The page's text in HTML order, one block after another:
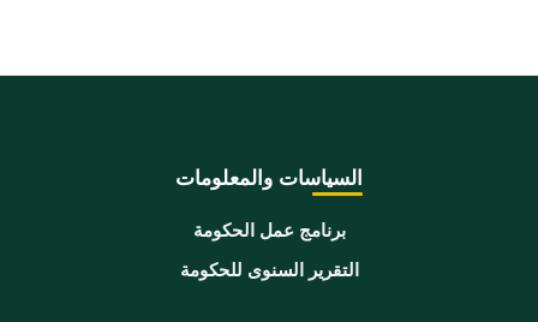
السياسات والمعلومات
برنامج عمل الحكومة
التقرير السنوى للحكومة